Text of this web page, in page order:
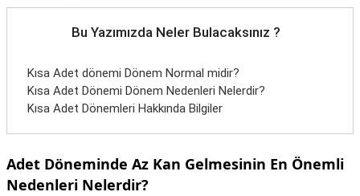
Bu Yazımızda Neler Bulacaksınız ?
Kısa Adet dönemi Dönem Normal midir?
Kısa Adet Dönemi Dönem Nedenleri Nelerdir?
Kısa Adet Dönemleri Hakkında Bilgiler
Adet Döneminde Az Kan Gelmesinin En Önemli
Nedenleri Nelerdir?